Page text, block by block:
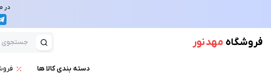
در
فروشگاه مهد نور
دسته بندی کالا ها